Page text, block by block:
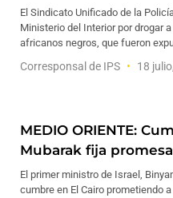
El Sindicato Unificado de la
Ministerio del Interior por drogar
africanos negros, que fueron
Corresponsal de IPS 18
MEDIO ORIENTE:
Mubarak fija
El primer ministro de Israel,
cumbre en El Cairo prometiendo